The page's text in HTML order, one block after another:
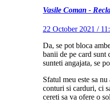
Vasile Coman -
22 October 2021 /
Da, se pot bloca
banii de pe card sunt
sunteti angajata, se
Sfatul meu este sa
conturi si carduri, ci
cereti sa va ofere o